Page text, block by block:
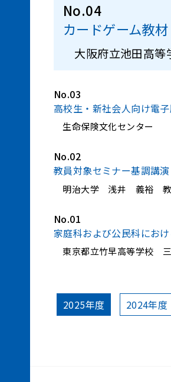
No.04
カードゲーム教
大阪府立池田高
No.03
高校生・新社会人向け電
生命保険文化センター
No.02
教員対象セミナー基調講
明治大学 浅井 義裕 教
No.01
家庭科および公民科にお
東京都立竹早高等学校
2025年度 2024年度